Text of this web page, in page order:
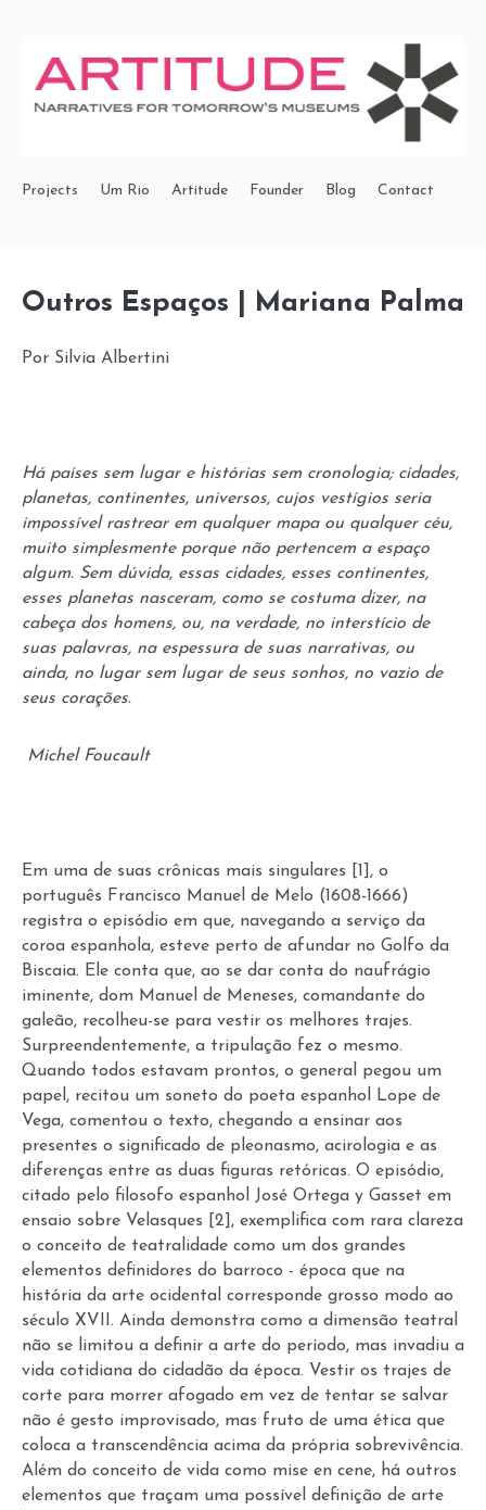
Projects Um Rio Artitude Founder Blog Contact
Outros Espaços | Mariana Palma
Por Silvia Albertini
Há países sem lugar e histórias sem cronologia; cidades,
planetas, continentes, universos, cujos vestígios seria
impossível rastrear em qualquer mapa ou qualquer céu,
muito simplesmente porque não pertencem a espaço
algum. Sem dúvida, essas cidades, esses continentes,
esses planetas nasceram, como se costuma dizer, na
cabeça dos homens, ou, na verdade, no interstício de
suas palavras, na espessura de suas narrativas, ou
ainda, no lugar sem lugar de seus sonhos, no vazio de
seus corações.
Michel Foucault
Em uma de suas crônicas mais singulares [1] , o
português Francisco Manuel de Melo (1608-1666)
registra o episódio em que, navegando a serviço da
coroa espanhola, esteve perto de afundar no Golfo da
Biscaia. Ele conta que, ao se dar conta do naufrágio
iminente, dom Manuel de Meneses, comandante do
galeão, recolheu-se para vestir os melhores trajes.
Surpreendentemente, a tripulação fez o mesmo.
Quando todos estavam prontos, o general pegou um
papel, recitou um soneto do poeta espanhol Lope de
Vega, comentou o texto, chegando a ensinar aos
presentes o significado de pleonasmo, acirologia e as
diferenças entre as duas figuras retóricas. O episódio,
citado pelo filosofo espanhol José Ortega y Gasset em
ensaio sobre Velasques
[2] , exemplifica com rara clareza
o conceito de teatralidade como um dos grandes
elementos definidores do barroco - época que na
história da arte ocidental corresponde grosso modo ao
século XVII. Ainda demonstra como a dimensão teatral
não se limitou a definir a arte do período, mas invadiu a
vida cotidiana do cidadão da época. Vestir os trajes de
corte para morrer afogado em vez de tentar se salvar
não é gesto improvisado, mas fruto de uma ética que
coloca a transcendência acima da própria sobrevivência.
Além do conceito de vida como mise en cene, há outros
elementos que traçam uma possível definição de arte